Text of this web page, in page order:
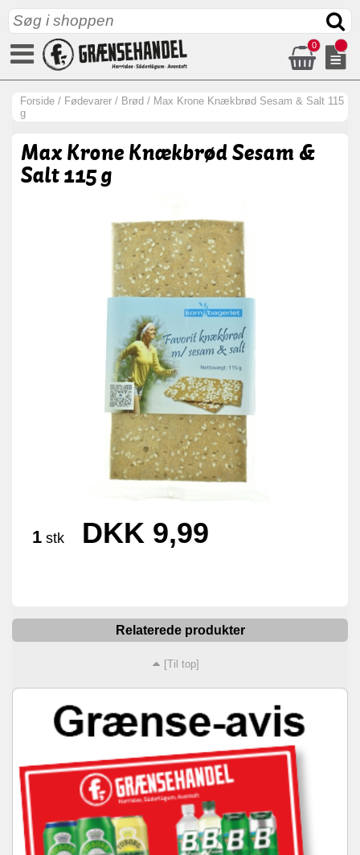
0
Forside / Fødevarer / Brød / Max Krone Knækbrød Sesam & Salt 115
g
Max Krone Knækbrød Sesam &
Salt 115 g
1 stk DKK 9,99
Relaterede produkter
[Til top]